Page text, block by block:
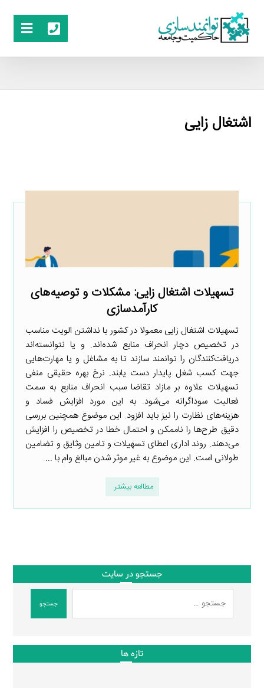
اشتغال زایی
تسهیلات اشتغال زایی: مشکلات و توصیه‌های
کارآمدسازی
تسهیلات اشتغال زایی معمولا در کشور با نداشتن الویت مناسب
در تخصیص دچار انحراف منابع شده‌اند. و یا نتوانسته‌اند
دریافت‌کنندگان را توانمند سازند تا به مشاغل و یا مهارت‌هایی
جهت کسب شغل پایدار دست یابند. نرخ بهره حقیقی منفی
تسهیلات علاوه بر مازاد تقاضا سبب انحراف منابع به سمت
فعالیت سوداگرانه می‌شود. به این مورد افزایش فساد و
هزینه‌های نظارت را نیز باید افزود. این موضوع همچنین بررسی
دقیق طرح‌ها را ناممکن و احتمال خطا در تخصیص را افزایش
می‌دهند. روند اداری اعطای تسهیلات و تامین وثایق و تضامین
طولانی است. این موضوع به غیر موثر شدن مبالغ وام با ...
مطالعه بیشتر
جستجو در سایت
جستجو
تازه ها